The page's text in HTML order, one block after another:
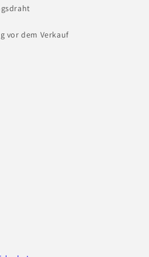
vor dem Verkauf